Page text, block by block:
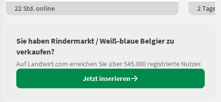
22 Std. online 2 Tage
Sie haben Rindermarkt / Weiß-blaue Belgier zu
verkaufen?
Auf Landwirt.com erreichen Sie über 545.000 registrierte Nutzer.
Jetzt inserieren